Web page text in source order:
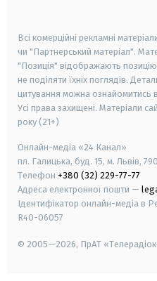
Всі комерційні рекламні
чи "Партнерський матеріал".
"Позиція" відображають
не поділяти їхніх поглядів.
цитування можна ознайомитись
Усі права захищені. Матеріали
року (21+)
Онлайн-медіа «24 Канал»
пл. Галицька, буд. 15, м. Львів,
Телефон +380 (32) 229-77-77
Адреса електронної пошти —
Ідентифікатор онлайн-медіа в
R40-06057
© 2005—2026, ПрАТ